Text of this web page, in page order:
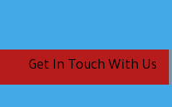
Get In Touch With Us